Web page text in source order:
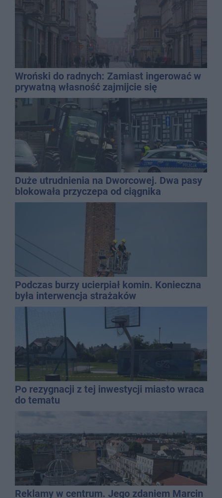
Wroński do radnych: Zamiast ingerować w
prywatną własność zajmijcie się
gospodarką
Duże utrudnienia na Dworcowej. Dwa pasy
blokowała przyczepa od ciągnika
Podczas burzy ucierpiał komin. Konieczna
była interwencja strażaków
Po rezygnacji z tej inwestycji miasto wraca
do tematu
Reklamy w centrum. Jego zdaniem Marcin